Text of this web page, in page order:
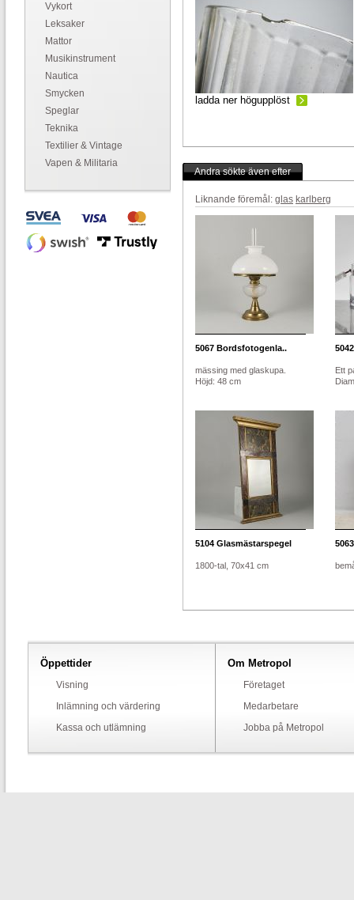
Vykort
Leksaker
Mattor
Musikinstrument
Nautica
Smycken
Speglar
Teknika
Textilier & Vintage
Vapen & Militaria
ladda ner högupplöst
Andra sökte även efter
Liknande föremål: glas karlberg
5067 Bordsfotogenla..
mässing med glaskupa.
Höjd: 48 cm
5042
Ett
5104 Glasmästarspegel
1800-tal, 70x41 cm
5063
Öppettider
Visning
Inlämning och värdering
Kassa och utlämning
Om Metropol
Företaget
Medarbetare
Jobba på Metropol